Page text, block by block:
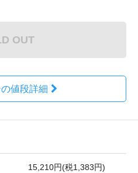
OUT
値段詳細
15,210円(税1,383円)